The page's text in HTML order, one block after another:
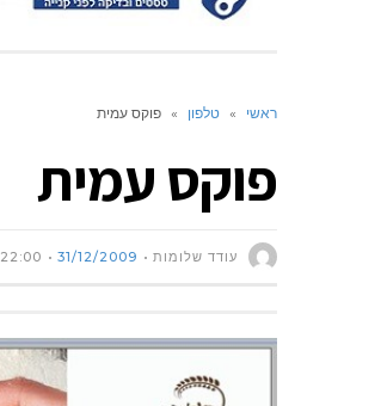
ראשי » טלפון » פוקס עמית
פוקס עמית
עודד שלומות 31/12/2009
22:00